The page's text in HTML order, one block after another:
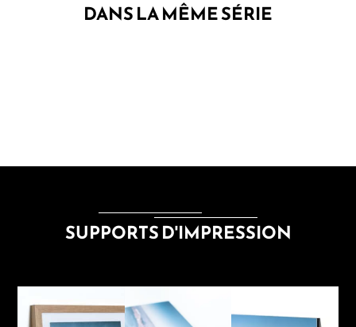
DANS LA MÊME SÉRIE
SUPPORTS D'IMPRESSION